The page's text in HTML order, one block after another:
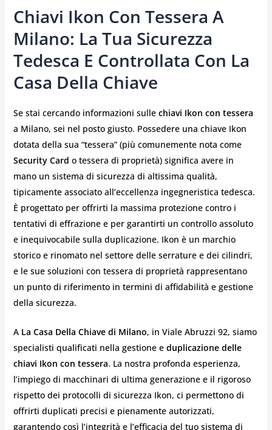
Chiavi Ikon Con Tessera A
Milano: La Tua Sicurezza
Tedesca E Controllata Con La
Casa Della Chiave
Se stai cercando informazioni sulle chiavi Ikon con tessera
a Milano, sei nel posto giusto. Possedere una chiave Ikon
dotata della sua “tessera” (più comunemente nota come
Security Card o tessera di proprietà) significa avere in
mano un sistema di sicurezza di altissima qualità,
tipicamente associato all’eccellenza ingegneristica tedesca.
È progettato per offrirti la massima protezione contro i
tentativi di effrazione e per garantirti un controllo assoluto
e inequivocabile sulla duplicazione. Ikon è un marchio
storico e rinomato nel settore delle serrature e dei cilindri,
e le sue soluzioni con tessera di proprietà rappresentano
un punto di riferimento in termini di affidabilità e gestione
della sicurezza.
A La Casa Della Chiave di Milano, in Viale Abruzzi 92, siamo
specialisti qualificati nella gestione e duplicazione delle
chiavi Ikon con tessera. La nostra profonda esperienza,
l’impiego di macchinari di ultima generazione e il rigoroso
rispetto dei protocolli di sicurezza Ikon, ci permettono di
offrirti duplicati precisi e pienamente autorizzati,
garantendo così l’integrità e l’efficacia del tuo sistema di